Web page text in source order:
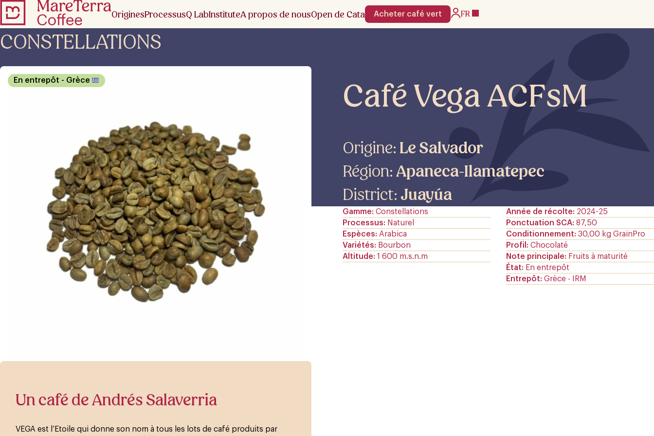
OriginesProcessusQ LabInstituteA propos de nousOpen de Cata Acheter café vert FR
CONSTELLATIONS
Café Vega ACFsM
Origine:Le Salvador
Région:Apaneca-Ilamatepec
District: Juayúa
Gamme Constellations
Processus
Naturel
Espèces
Arabica
Variétés
Bourbon
Altitude 1 600 m.s.n.m
Année de récolte
2024-25
Ponctuation SCA 87,50
Conditionnement 30,00 kg GrainPro
Profil
Chocolaté
Note principale
Fruits à maturité
État
En entrepôt
Entrepôt Grèce - IRM
En entrepôt - Grèce
Un café de Andrés Salaverria
VEGA est l’Etoile qui donne son nom à tous les lots de café produits par